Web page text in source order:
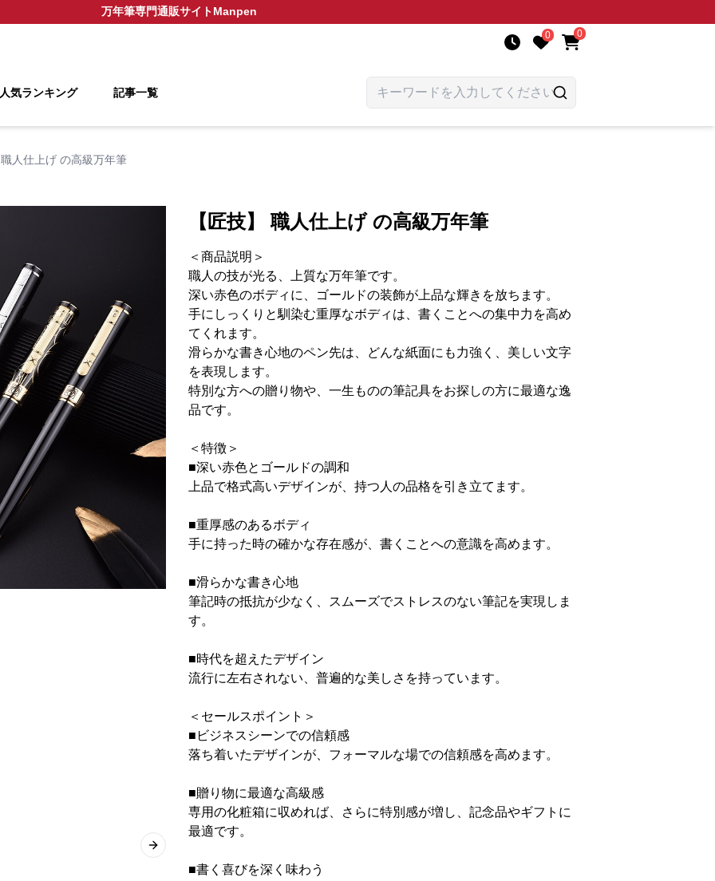
万年筆専門通販サイトManpen
0 0
人気ランキング 記事一覧
職人仕上げ の高級万年筆
Next slide
【匠技】 職人仕上げ の高級万年筆
＜商品説明＞
職人の技が光る、上質な万年筆です。
深い赤色のボディに、ゴールドの装飾が上品な輝きを放ちます。
手にしっくりと馴染む重厚なボディは、書くことへの集中力を高め
てくれます。
滑らかな書き心地のペン先は、どんな紙面にも力強く、美しい文字
を表現します。
特別な方への贈り物や、一生ものの筆記具をお探しの方に最適な逸
品です。
＜特徴＞
■深い赤色とゴールドの調和
上品で格式高いデザインが、持つ人の品格を引き立てます。
■重厚感のあるボディ
手に持った時の確かな存在感が、書くことへの意識を高めます。
■滑らかな書き心地
筆記時の抵抗が少なく、スムーズでストレスのない筆記を実現しま
す。
■時代を超えたデザイン
流行に左右されない、普遍的な美しさを持っています。
＜セールスポイント＞
■ビジネスシーンでの信頼感
落ち着いたデザインが、フォーマルな場での信頼感を高めます。
■贈り物に最適な高級感
専用の化粧箱に収めれば、さらに特別感が増し、記念品やギフトに
最適です。
■書く喜びを深く味わう